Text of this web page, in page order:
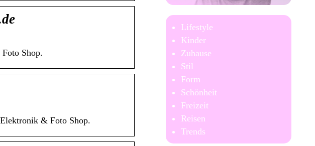
Shop.
& Foto Shop.
Lifestyle
Kinder
Zuhause
Stil
Form
Schönheit
Freizeit
Reisen
Trends